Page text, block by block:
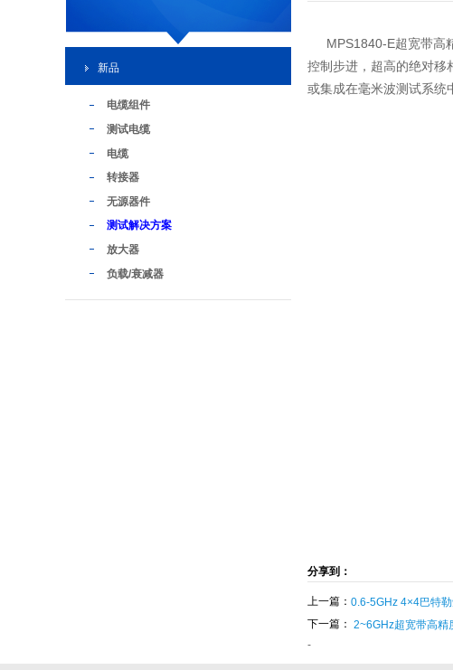
新品
电缆组件
测试电缆
电缆
转接器
无源器件
测试解决方案
放大器
负载/衰减器
MPS1840-E超宽带高
控制步进，超高的绝对移
或集成在毫米波测试系统
分享到：
上一篇： 0.6-5GHz 4×4巴特
下一篇： 2~6GHz超宽带高精
-